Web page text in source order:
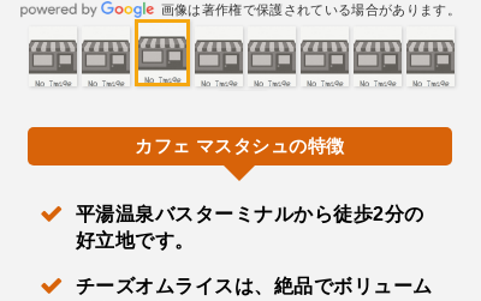
画像は著作権で保護されている場合があります。
カフェ マスタシュの特徴
平湯温泉バスターミナルから徒歩2分の
好立地です。
チーズオムライスは、絶品でボリューム